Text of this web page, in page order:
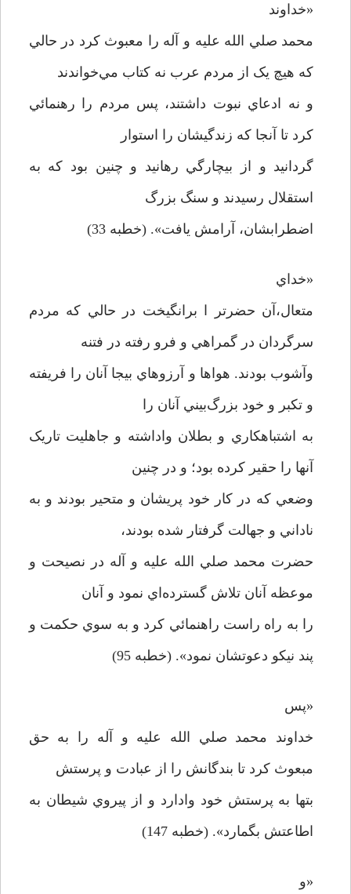
«خداوند
محمد صلي الله عليه و آله را معبوث کرد در حالي
که هيچ يک از مردم عرب نه کتاب مي‌خواندند
و نه ادعاي نبوت داشتند، پس مردم را رهنمائي
کرد تا آنجا که زندگيشان را استوار
گردانيد و از بيچارگي رهانيد و چنين بود که به
استقلال رسيدند و سنگ بزرگ
اضطرابشان، آرامش يافت». (خطبه 33)
«خداي
متعال،آن حضرتر ا برانگيخت در حالي که مردم
سرگردان در گمراهي و فرو رفته در فتنه
وآشوب بودند. هواها و آرزوهاي بيجا آنان را فريفته
و تکبر و خود بزرگ‌بيني آنان را
به اشتباهکاري و بطلان واداشته و جاهليت تاريک
آنها را حقير کرده بود؛ و در چنين
وضعي که در کار خود پريشان و متحير بودند و به
ناداني و جهالت گرفتار شده بودند،
حضرت محمد صلي الله عليه و آله در نصيحت و
موعظه آنان تلاش گسترده‌اي نمود و آنان
را به راه راست راهنمائي کرد و به سوي حکمت و
پند نيکو دعوتشان نمود». (خطبه 95)
«پس
خداوند محمد صلي الله عليه و آله را به حق
مبعوث کرد تا بندگانش را از عبادت و پرستش
بتها به پرستش خود وادارد و از پيروي شيطان به
اطاعتش بگمارد». (خطبه 147)
«و